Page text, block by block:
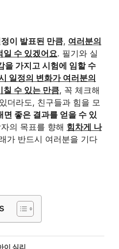
이 발표된 만큼, 여러분의
일 수 있겠어요. 필기와 실
을 가지고 시험에 임할 수
일정의 변화가 여러분의
칠 수 있는 만큼, 꼭 체크해
더라도, 친구들과 힘을 모
좋은 결과를 얻을 수 있
의 목표를 향해 힘차게 나
가 반드시 여러분을 기다
이 심리